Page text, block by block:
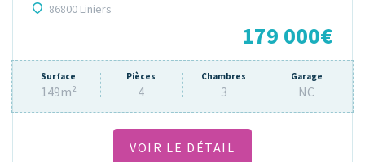
86800 Liniers
179 000€
Surface
149m²
Pièces
4
Chambres
3
Garage
NC
VOIR LE DÉTAIL